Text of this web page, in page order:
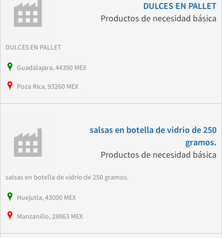
DULCES EN PALLET
Productos de necesidad básica
DULCES EN PALLET
Guadalajara, 44390 MEX
Poza Rica, 93260 MEX
salsas en botella de vidrio de 250
gramos.
Productos de necesidad básica
salsas en botella de vidrio de 250 gramos.
Huejutla, 43000 MEX
Manzanillo, 28863 MEX